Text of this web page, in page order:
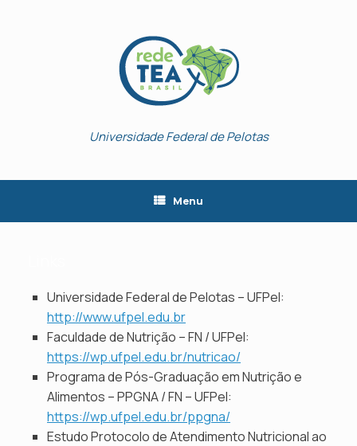
Universidade Federal de Pelotas
Menu
Universidade Federal de Pelotas – UFPel:
http://www.ufpel.edu.br
Faculdade de Nutrição – FN / UFPel:
https://wp.ufpel.edu.br/nutricao/
Programa de Pós-Graduação em Nutrição e
Alimentos – PPGNA / FN – UFPel:
https://wp.ufpel.edu.br/ppgna/
Estudo Protocolo de Atendimento Nutricional ao